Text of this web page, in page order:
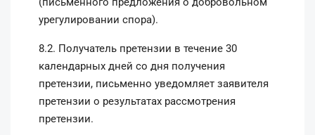
урегулировании спора).
8.2. Получатель претензии в течение 30
календарных дней со дня получения
претензии, письменно уведомляет заявителя
претензии о результатах рассмотрения
претензии.